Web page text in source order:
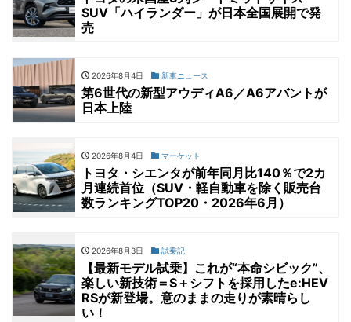
SUV「ハイランダー」が日本全国展開で発
売
2026年8月4日 新車ニュース
第6世代の新型アウディA6／A6アバントが
日本上陸
2026年8月4日 マーケット
トヨタ・シエンタが前年同月比140％で2カ
月連続首位（SUV・軽自動車を除く販売台
数ランキングTOP20・2026年6月）
2026年8月3日 試乗記
【最新モデル試乗】これが“本命シビック”、
楽しい新技術＝S＋シフトを採用したe:HEV
RSが新登場。意のままの走りが素晴らし
い！